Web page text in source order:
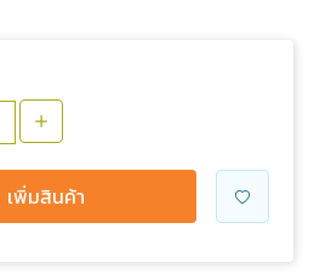
เพิ่มสินค้า